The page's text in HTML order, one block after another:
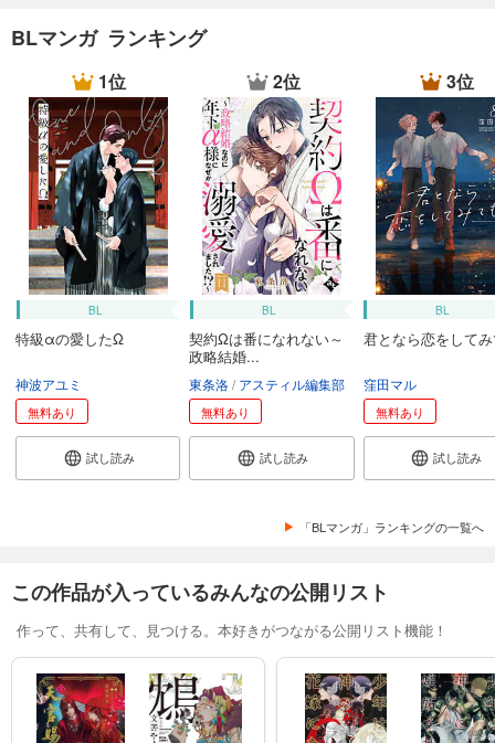
BLマンガ ランキング
1位
BL
特級αの愛したΩ
神波アユミ
無料あり
試し読み
2位
BL
契約Ωは番になれない～
政略結婚...
東条洛 アスティル編集部
無料あり
試し読み
3位
BL
君となら恋をして
窪田マル
無料あり
試し読み
「BLマンガ」ランキングの一覧へ
この作品が入っているみんなの公開リスト
作って、共有して、見つける。本好きがつながる公開リスト機能！